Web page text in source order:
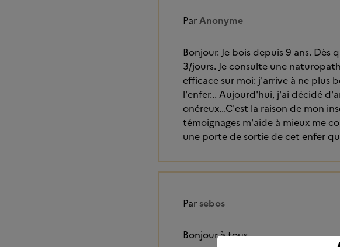
ParAnonyme
Bonjour. Je bois depuis 9 ans.
3/jours. Je consulte une
efficace sur moi: j'arrive à ne plus
l'enfer... Aujourd'hui, j'ai décidé
onéreux...C'est la raison de mon
témoignages m'aide à mieux me
une porte de sortie de cet enfer
Par sebos
Bonjour à tous,